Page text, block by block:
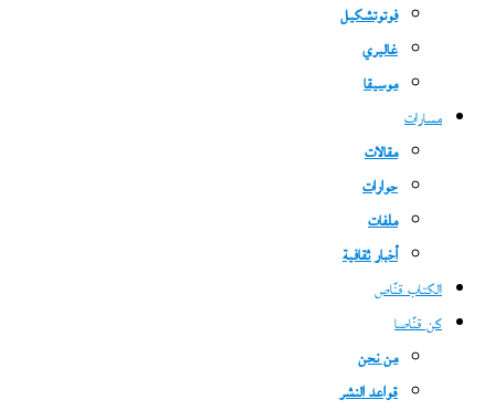
فوتوتشكيل
غاليري
موسيقا
مسارات
مقالات
حوارات
ملفات
أخبار ثقافية
الكتاب قنّاص
كن قنّاصا
من نحن
قواعد النشر